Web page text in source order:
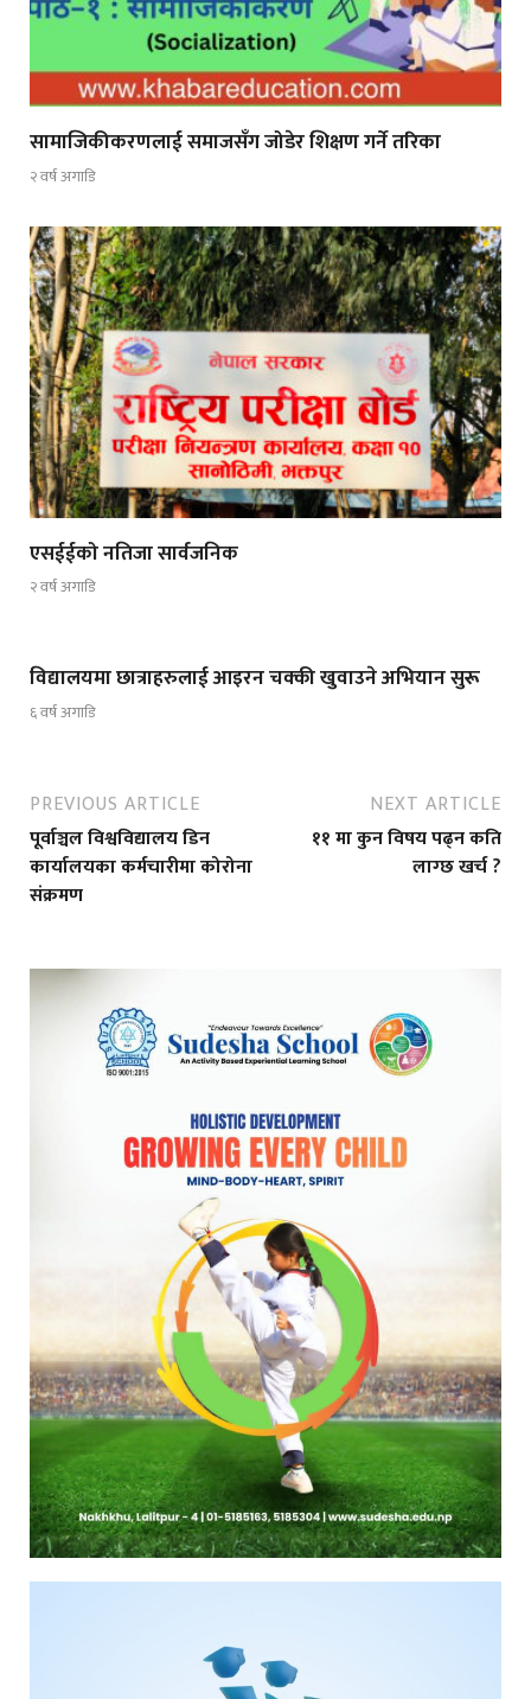
सामाजिकीकरणलाई समाजसँग जोडेर शिक्षण गर्ने तरिका
२ वर्ष अगाडि
एसईईको नतिजा सार्वजनिक
२ वर्ष अगाडि
विद्यालयमा छात्राहरुलाई आइरन चक्की खुवाउने अभियान सुरू
६ वर्ष अगाडि
PREVIOUS ARTICLE
पूर्वाञ्चल विश्वविद्यालय डिन
कार्यालयका कर्मचारीमा कोरोना
संक्रमण
NEXT ARTICLE
११ मा कुन विषय पढ्न कति
लाग्छ खर्च ?